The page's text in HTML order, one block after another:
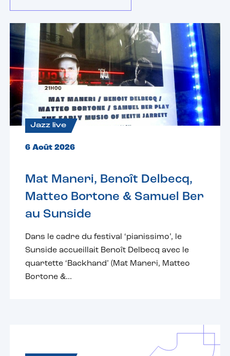
Jazz live
6 Août 2026
Mat Maneri, Benoît Delbecq,
Matteo Bortone & Samuel Ber
au Sunside
Dans le cadre du festival ‘pianissimo’, le
Sunside accueillait Benoît Delbecq avec le
quartette ‘Backhand’ (Mat Maneri, Matteo
Bortone &...